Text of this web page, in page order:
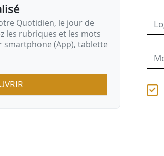
Quotidien, le jour de
les rubriques et les mots
smartphone (App), tablette